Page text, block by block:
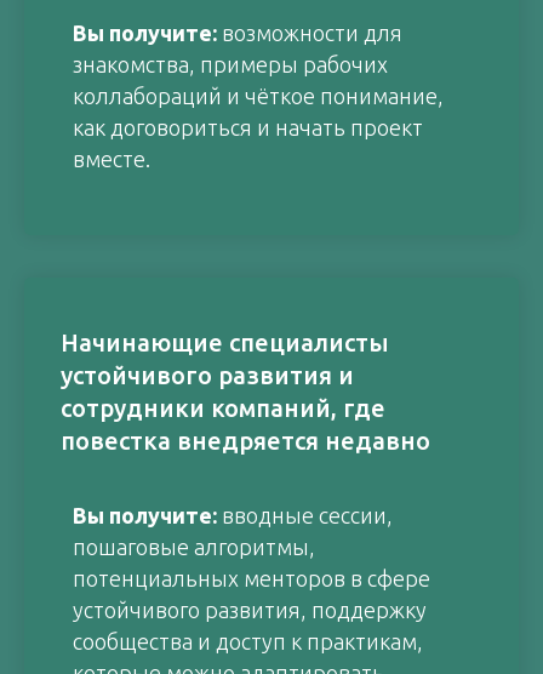
Вы получите: возможности для
знакомства, примеры рабочих
коллабораций и чёткое понимание,
как договориться и начать проект
вместе.
Начинающие специалисты
устойчивого развития и
сотрудники компаний, где
повестка внедряется недавно
Вы получите: вводные сессии,
пошаговые алгоритмы,
потенциальных менторов в сфере
устойчивого развития, поддержку
сообщества и доступ к практикам,